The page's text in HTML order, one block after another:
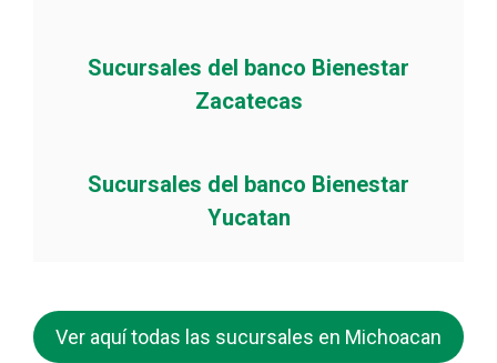
Sucursales del banco Bienestar
Zacatecas
Sucursales del banco Bienestar
Yucatan
Ver aquí todas las sucursales en Michoacan